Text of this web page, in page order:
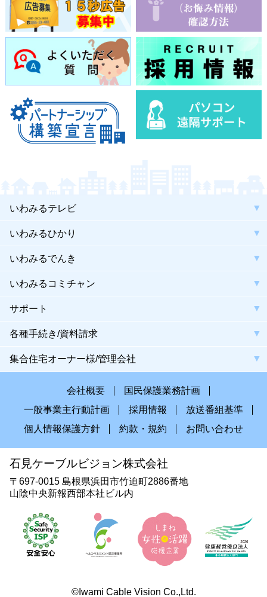
いわみるテレビ
いわみるひかり
いわみるでんき
いわみるコミチャン
サポート
各種手続き/資料請求
集合住宅オーナー様/管理会社
会社概要
国民保護業務計画
一般事業主行動計画
採用情報
放送番組基準
個人情報保護方針
約款・規約 お問い合わせ
石見ケーブルビジョン株式会社
〒697-0015 島根県浜田市竹迫町2886番地
山陰中央新報西部本社ビル内
©Iwami Cable Vision Co.,Ltd.